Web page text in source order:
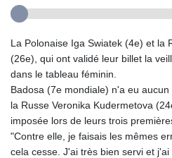
La Polonaise Iga Swiatek (4e) et la
(26e), qui ont validé leur billet la
dans le tableau féminin.
Badosa (7e mondiale) n'a eu
la Russe Veronika Kudermetova
imposée lors de leurs trois
"Contre elle, je faisais les mêmes
cela cesse. J'ai très bien servi et